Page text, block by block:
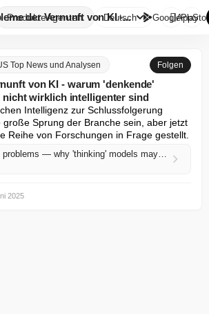
ProdukteAgenten
der Vernunft von KI -...
Deutsch GooglePlay

Top News und Analysen Folgen
von KI - warum 'denkende'
nicht wirklich intelligenter sind
Intelligenz zur Schlussfolgerung
große Sprung der Branche sein, aber jetzt
Reihe von Forschungen in Frage gestellt.
AI's reasoning problems — why 'thinking' models may not actually be smarter
2025